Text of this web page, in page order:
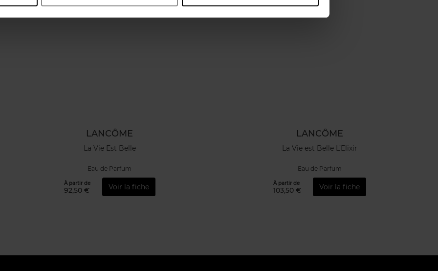
LANCÔME
La Vie Est Belle
Eau de Parfum
À partir de
92,50 € Voir la fiche
LANCÔME
La Vie est Belle L’Elixir
Eau de Parfum
À partir de
103,50 € Voir la fiche